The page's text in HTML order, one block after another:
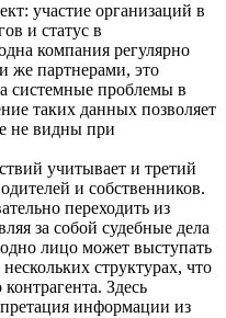
участие организаций в
и статус в
компания регулярно
же партнерами, это
системные проблемы в
таких данных позволяет
не видны при
учитывает и третий
и собственников.
переходить из
за собой судебные дела
лицо может выступать
структурах, что
Здесь
информации из